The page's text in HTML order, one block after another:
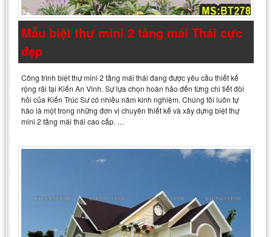
Mẫu biệt thự mini 2 tầng mái Thái cực
đẹp
Công trình biệt thự mini 2 tầng mái thái đang được yêu cầu thiết kế
rộng rãi tại Kiến An Vinh. Sự lựa chọn hoàn hảo đến từng chi tiết đòi
hỏi của Kiến Trúc Sư có nhiều năm kinh nghiệm. Chúng tôi luôn tự
hào là một trong những đơn vị chuyên thiết kế và xây dựng biệt thự
mini 2 tầng mái thái cao cấp. …